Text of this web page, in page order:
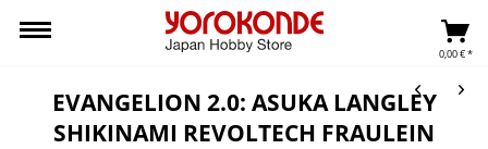
0,00 € *
EVANGELION 2.0: ASUKA LANGLEY
SHIKINAMI REVOLTECH FRAULEIN